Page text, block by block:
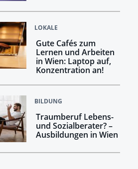
LOKALE
Gute Cafés zum
Lernen und Arbeiten
in Wien: Laptop auf,
Konzentration an!
BILDUNG
Traumberuf Lebens-
und Sozialberater? –
Ausbildungen in Wien